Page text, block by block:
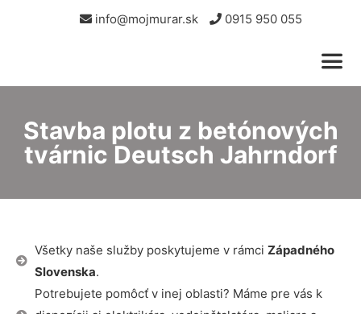
info@mojmurar.sk 0915 950 055
Stavba plotu z betónových
tvárnic Deutsch Jahrndorf
Všetky naše služby poskytujeme v rámci Západného
Slovenska.
Potrebujete pomôcť v inej oblasti? Máme pre vás k